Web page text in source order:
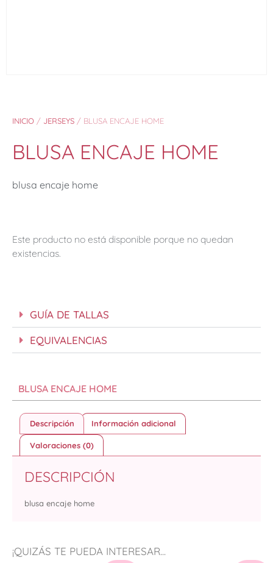
INICIO / JERSEYS / BLUSA ENCAJE HOME
BLUSA ENCAJE HOME
blusa encaje home
Este producto no está disponible porque no quedan
existencias.
GUÍA DE TALLAS
EQUIVALENCIAS
¡QUIZÁS TE PUEDA INTERESAR...
BLUSA ENCAJE HOME
Descripción Información adicional
Valoraciones (0)
DESCRIPCIÓN
blusa encaje home